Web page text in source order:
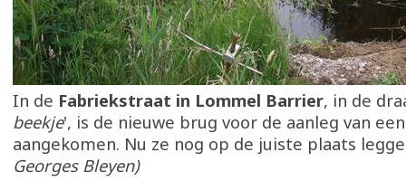
In de Fabriekstraat in Lommel Barrier, in de
beekje', is de nieuwe brug voor de aanleg van
aangekomen. Nu ze nog op de juiste plaats
Georges Bleyen)